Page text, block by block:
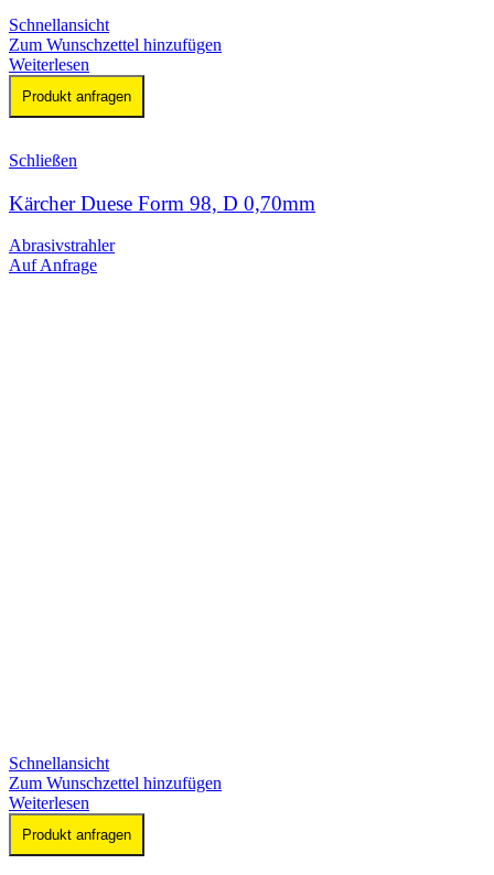
Schnellansicht
Zum Wunschzettel hinzufügen
Weiterlesen
Produkt anfragen
Schließen
Kärcher Duese Form 98, D 0,70mm
Abrasivstrahler
Auf Anfrage
Schnellansicht
Zum Wunschzettel hinzufügen
Weiterlesen
Produkt anfragen